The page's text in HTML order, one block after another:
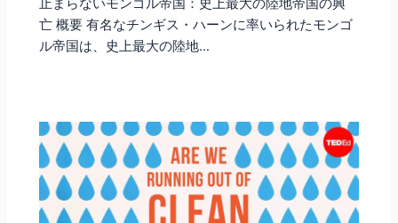
止まらないモンゴル帝国：史上最大の陸地帝国の興
亡 概要 有名なチンギス・ハーンに率いられたモンゴ
ル帝国は、史上最大の陸地…